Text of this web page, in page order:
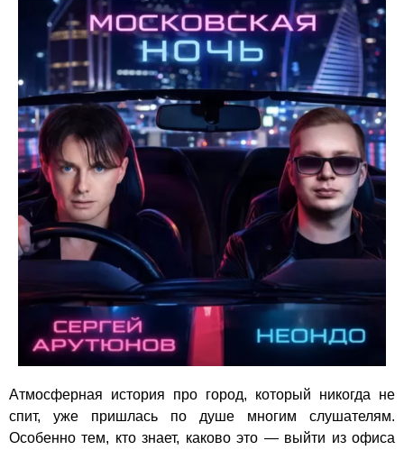
Атмосферная история про город, который никогда не
спит, уже пришлась по душе многим слушателям.
Особенно тем, кто знает, каково это — выйти из офиса